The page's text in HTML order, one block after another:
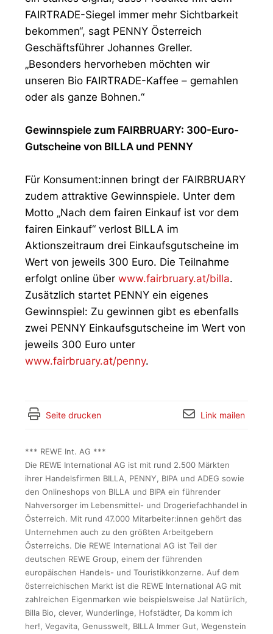
FAIRTRADE-Siegel immer mehr Sichtbarkeit
bekommen“, sagt PENNY Österreich
Geschäftsführer Johannes Greller.
„Besonders hervorheben möchten wir
unseren Bio FAIRTRADE-Kaffee – gemahlen
oder als ganze Bohnen.“
Gewinnspiele zum FAIRBRUARY: 300-Euro-
Gutscheine von BILLA und PENNY
Für Konsument:innen bringt der FAIRBRUARY
zudem attraktive Gewinnspiele. Unter dem
Motto „Nach dem fairen Einkauf ist vor dem
fairen Einkauf“ verlost BILLA im
Aktionszeitraum drei Einkaufsgutscheine im
Wert von jeweils 300 Euro. Die Teilnahme
erfolgt online über www.fairbruary.at/billa.
Zusätzlich startet PENNY ein eigenes
Gewinnspiel: Zu gewinnen gibt es ebenfalls
zwei PENNY Einkaufsgutscheine im Wert von
jeweils 300 Euro unter
www.fairbruary.at/penny.
Seite drucken Link mailen
*** REWE Int. AG ***
Die REWE International AG ist mit rund 2.500 Märkten
ihrer Handelsfirmen BILLA, PENNY, BIPA und ADEG sowie
den Onlineshops von BILLA und BIPA ein führender
Nahversorger im Lebensmittel- und Drogeriefachhandel in
Österreich. Mit rund 47.000 Mitarbeiter:innen gehört das
Unternehmen auch zu den größten Arbeitgebern
Österreichs. Die REWE International AG ist Teil der
deutschen REWE Group, einem der führenden
europäischen Handels- und Touristikkonzerne. Auf dem
österreichischen Markt ist die REWE International AG mit
zahlreichen Eigenmarken wie beispielsweise Ja! Natürlich,
Billa Bio, clever, Wunderlinge, Hofstädter, Da komm ich
her!, Vegavita, Genusswelt, BILLA Immer Gut, Wegenstein